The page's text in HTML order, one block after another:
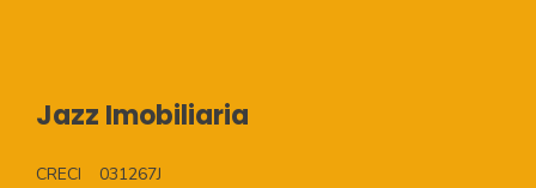
Jazz Imobiliaria
CRECI
031267J